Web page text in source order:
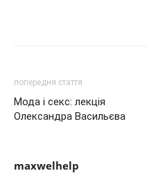
попередня стаття
Мода і секс: лекція
Олександра Васильєва
maxwelhelp